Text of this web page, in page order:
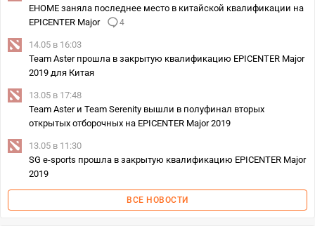
EHOME заняла последнее место в китайской квалификации на
EPICENTER Major
4
14.05 в 16:03
Team Aster прошла в закрытую квалификацию EPICENTER Major
2019 для Китая
13.05 в 17:48
Team Aster и Team Serenity вышли в полуфинал вторых
открытых отборочных на EPICENTER Major 2019
13.05 в 11:30
SG e-sports прошла в закрытую квалификацию EPICENTER Major
2019
ВСЕ НОВОСТИ